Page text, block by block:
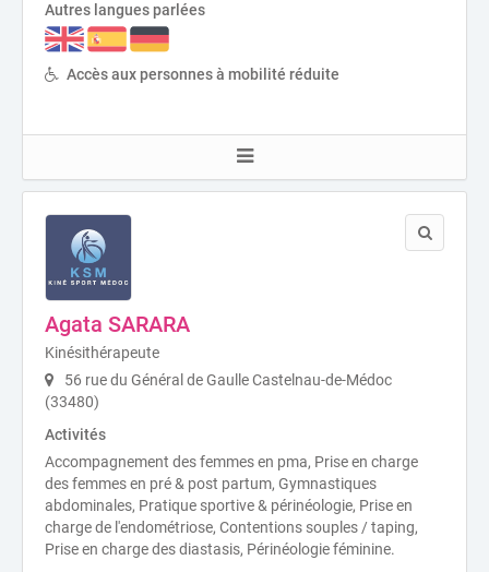
Autres langues parlées
Accès aux personnes à mobilité réduite
Agata SARARA
Kinésithérapeute
56 rue du Général de Gaulle Castelnau-de-Médoc
(33480)
Activités
Accompagnement des femmes en pma, Prise en charge
des femmes en pré & post partum, Gymnastiques
abdominales, Pratique sportive & périnéologie, Prise en
charge de l'endométriose, Contentions souples / taping,
Prise en charge des diastasis, Périnéologie féminine.